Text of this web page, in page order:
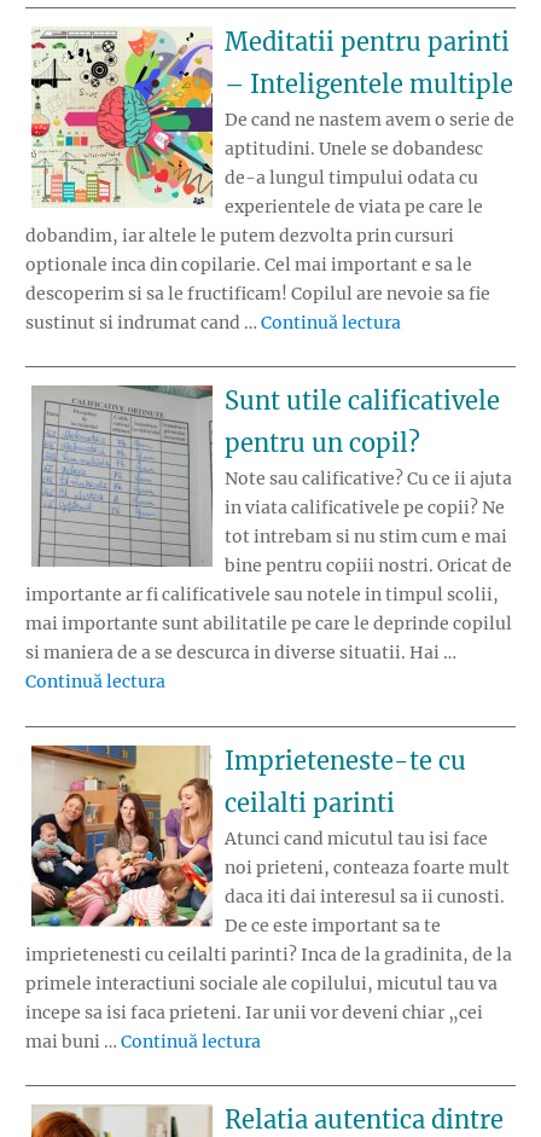
Meditatii pentru parinti
– Inteligentele multiple
De cand ne nastem avem o serie de
aptitudini. Unele se dobandesc
de-a lungul timpului odata cu
experientele de viata pe care le
dobandim, iar altele le putem dezvolta prin cursuri
optionale inca din copilarie. Cel mai important e sa le
descoperim si sa le fructificam! Copilul are nevoie sa fie
sustinut si indrumat cand … Continuă lectura
Sunt utile calificativele
pentru un copil?
Note sau calificative? Cu ce ii ajuta
in viata calificativele pe copii? Ne
tot intrebam si nu stim cum e mai
bine pentru copiii nostri. Oricat de
importante ar fi calificativele sau notele in timpul scolii,
mai importante sunt abilitatile pe care le deprinde copilul
si maniera de a se descurca in diverse situatii. Hai …
Continuă lectura
Imprieteneste-te cu
ceilalti parinti
Atunci cand micutul tau isi face
noi prieteni, conteaza foarte mult
daca iti dai interesul sa ii cunosti.
De ce este important sa te
imprietenesti cu ceilalti parinti? Inca de la gradinita, de la
primele interactiuni sociale ale copilului, micutul tau va
incepe sa isi faca prieteni. Iar unii vor deveni chiar „cei
mai buni … Continuă lectura
Relatia autentica dintre